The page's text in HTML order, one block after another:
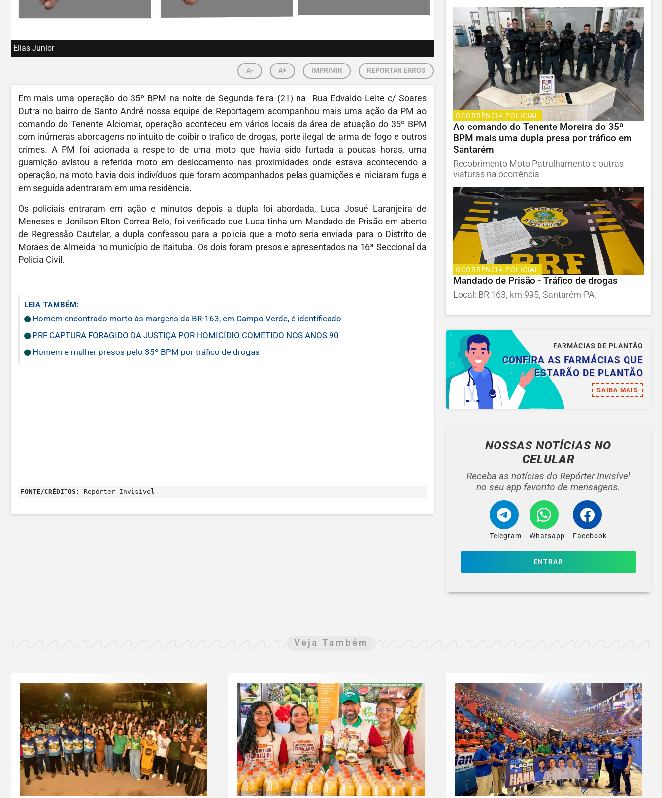
Elias Junior
A- A+ IMPRIMIR REPORTAR ERROS
Em mais uma operação do 35º BPM na noite de Segunda feira (21) na Rua Edvaldo Leite c/ Soares
Dutra no bairro de Santo André nossa equipe de Reportagem acompanhou mais uma ação da PM ao
comando do Tenente Alciomar, operação aconteceu em vários locais da área de atuação do 35º BPM
com inúmeras abordagens no intuito de coibir o trafico de drogas, porte ilegal de arma de fogo e outros
crimes. A PM foi acionada a respeito de uma moto que havia sido furtada a poucas horas, uma
guarnição avistou a referida moto em deslocamento nas proximidades onde estava acontecendo a
operação, na moto havia dois indivíduos que foram acompanhados pelas guarnições e iniciaram fuga e
em seguida adentraram em uma residência.
Os policiais entraram em ação e minutos depois a dupla foi abordada, Luca Josué Laranjeira de
Meneses e Jonilson Elton Correa Belo, foi verificado que Luca tinha um Mandado de Prisão em aberto
de Regressão Cautelar, a dupla confessou para a policia que a moto seria enviada para o Distrito de
Moraes de Almeida no município de Itaituba. Os dois foram presos e apresentados na 16ª Seccional da
Policia Civil.
LEIA TAMBÉM:
Homem encontrado morto às margens da BR-163, em Campo Verde, é identificado
PRF CAPTURA FORAGIDO DA JUSTIÇA POR HOMICÍDIO COMETIDO NOS ANOS 90
Homem e mulher presos pelo 35º BPM por tráfico de drogas
FONTE/CRÉDITOS: Repórter Invisível
OCORRÊNCIA POLICIAL
Ao comando do Tenente Moreira do 35º
BPM mais uma dupla presa por tráfico em
Santarém
Recobrimento Moto Patrulhamento e outras
viaturas na ocorrência
OCORRÊNCIA POLICIAL
Mandado de Prisão - Tráfico de drogas
Local: BR 163, km 995, Santarém-PA.
FARMÁCIAS DE PLANTÃO
CONFIRA AS FARMÁCIAS QUE
ESTARÃO DE PLANTÃO
SAIBA MAIS
NOSSAS NOTÍCIASNO
CELULAR
Receba as notícias do Repórter Invisível
no seu app favorito de mensagens.
Telegram Whatsapp Facebook
ENTRAR
Veja Também